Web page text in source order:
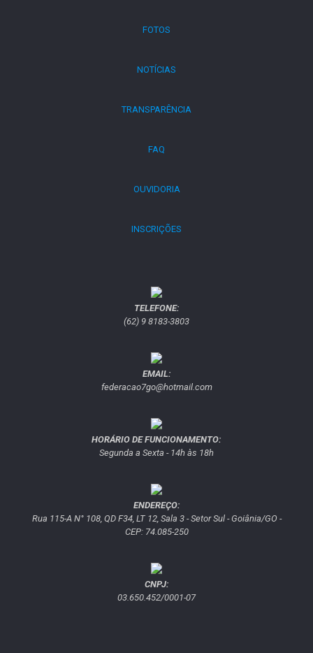
FOTOS
NOTÍCIAS
TRANSPARÊNCIA
FAQ
OUVIDORIA
INSCRIÇÕES
TELEFONE:
(62) 9 8183-3803
EMAIL:
federacao7go@hotmail.com
HORÁRIO DE FUNCIONAMENTO:
Segunda a Sexta - 14h às 18h
ENDEREÇO:
Rua 115-A N° 108, QD F34, LT 12, Sala 3 - Setor Sul - Goiânia/GO -
CEP: 74.085-250
CNPJ:
03.650.452/0001-07